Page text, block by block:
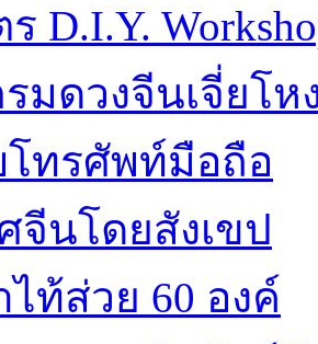
D.I.Y.
มดวงจีนเจี่ยโห
ทรศัพท์มือถือ
จีนโดยสังเขป
ไท้ส่วย 60 องค์